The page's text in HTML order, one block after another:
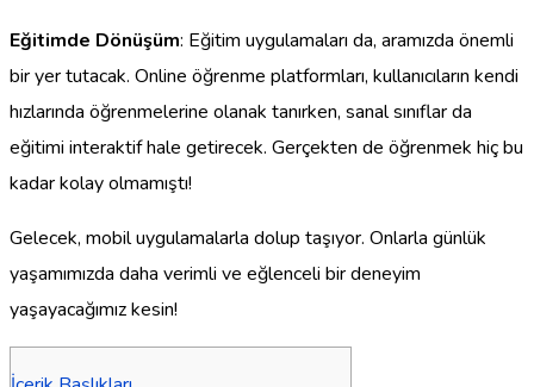
Eğitimde Dönüşüm: Eğitim uygulamaları da, aramızda önemli
bir yer tutacak. Online öğrenme platformları, kullanıcıların kendi
hızlarında öğrenmelerine olanak tanırken, sanal sınıflar da
eğitimi interaktif hale getirecek. Gerçekten de öğrenmek hiç bu
kadar kolay olmamıştı!
Gelecek, mobil uygulamalarla dolup taşıyor. Onlarla günlük
yaşamımızda daha verimli ve eğlenceli bir deneyim
yaşayacağımız kesin!